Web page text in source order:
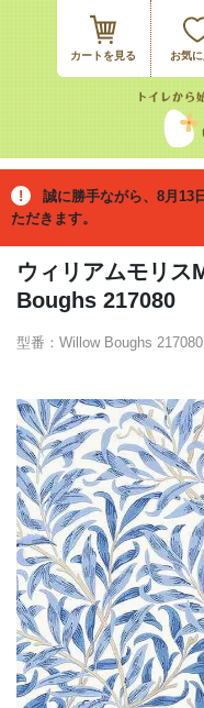
カートを見る お気に
誠に勝手ながら、8月13
ただきます。
ウィリアムモリ
Boughs 217080
型番：Willow Boughs 217080